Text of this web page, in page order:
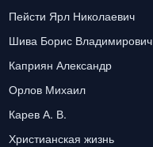
Пейсти Ярл Николаевич
Шива Борис Владимирович
Каприян Александр
Орлов Михаил
Карев А. В.
Христианская жизнь